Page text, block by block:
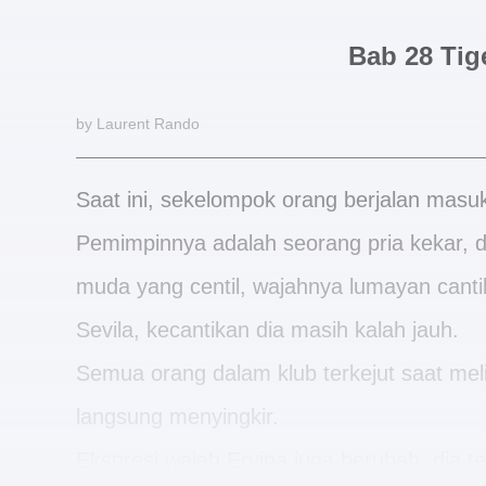
Bab 28
by Laurent Rando
Saat ini, sekelompok orang berjalan
Pemimpinnya adalah seorang pria kekar,
muda yang centil, wajahnya lumayan
Sevila, kecantikan dia masih kalah jauh.
Semua orang dalam klub terkejut saat